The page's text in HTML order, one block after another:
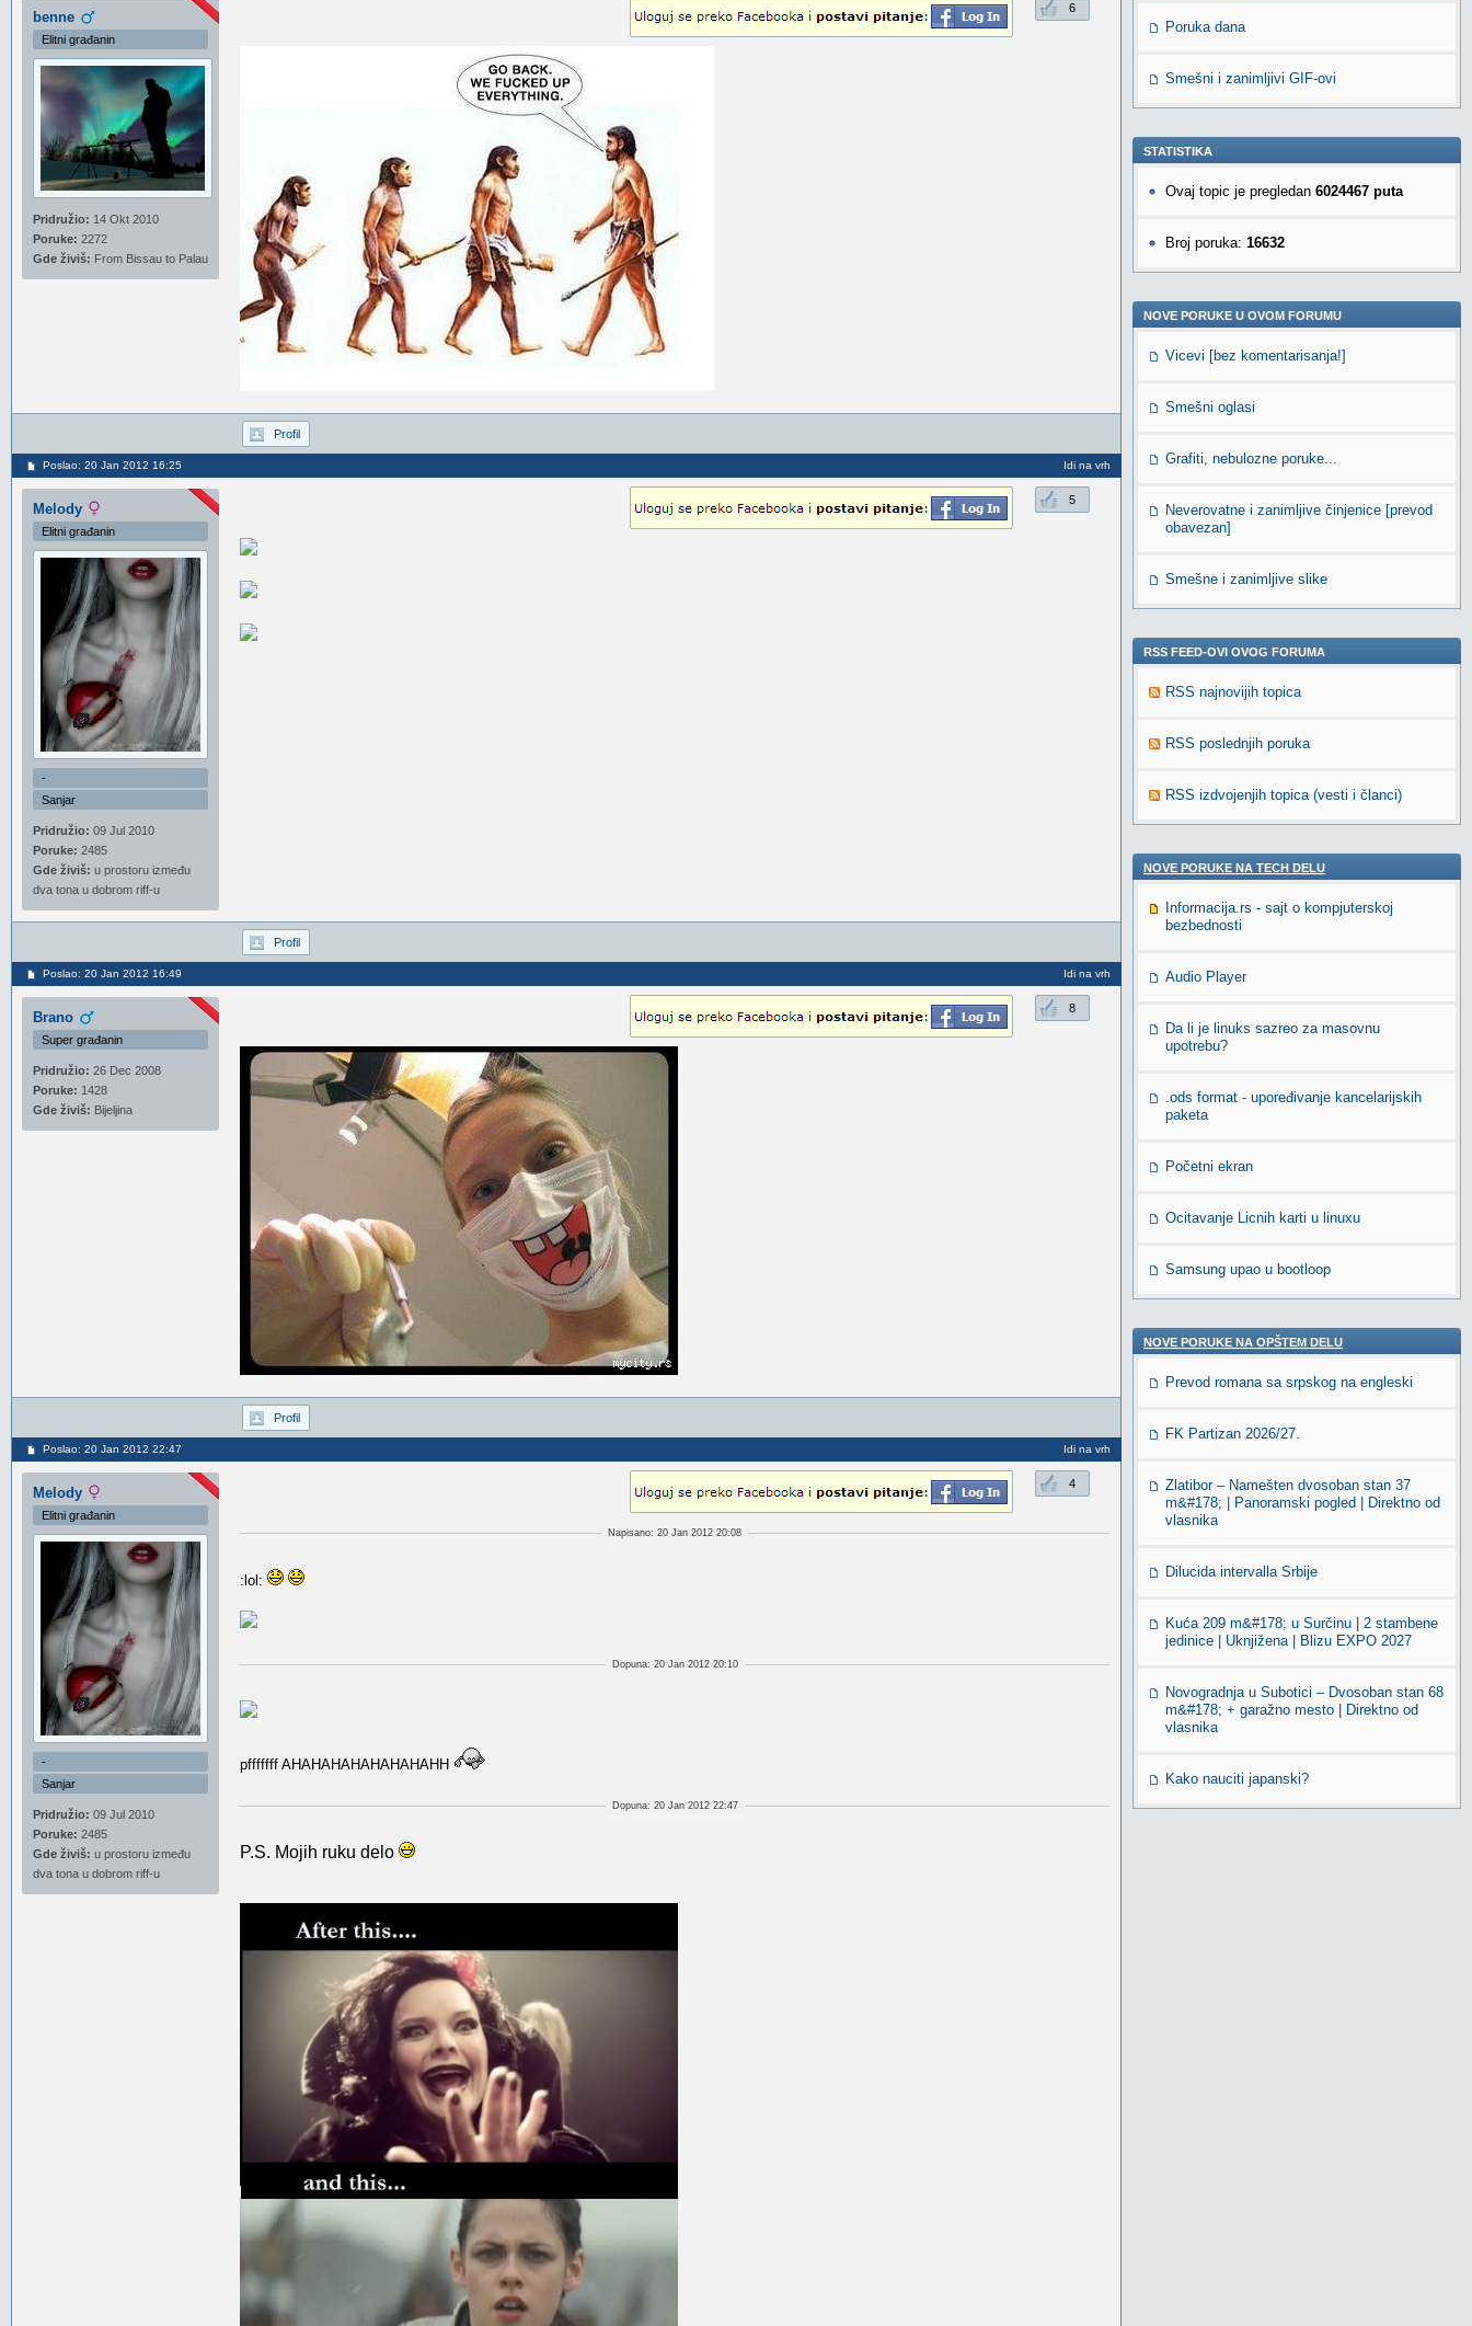
benne
Elitni građanin
Pridružio: 14 Okt 2010
Poruke: 2272
Gde živiš: From Bissau to Palau
6
Profil
Poslao: 20 Jan 2012 16:25 Idi na vrh
Melody
Elitni građanin
-
Sanjar
Pridružio: 09 Jul 2010
Poruke: 2485
Gde živiš: u prostoru između
dva tona u dobrom riff-u
5
Profil
Poslao: 20 Jan 2012 16:49 Idi na vrh
Brano
Super građanin
Pridružio: 26 Dec 2008
Poruke: 1428
Gde živiš: Bijeljina
8
Profil
Poslao: 20 Jan 2012 22:47 Idi na vrh
Melody
Elitni građanin
-
Sanjar
Pridružio: 09 Jul 2010
Poruke: 2485
Gde živiš: u prostoru između
dva tona u dobrom riff-u
4
Napisano: 20 Jan 2012 20:08
:lol:
Dopuna: 20 Jan 2012 20:10
pfffffff AHAHAHAHAHAHAHAHH
Dopuna: 20 Jan 2012 22:47
P.S. Mojih ruku delo
Poruka dana
Smešni i zanimljivi GIF-ovi
STATISTIKA
Ovaj topic je pregledan 6024467 puta
Broj poruka: 16632
NOVE PORUKE U OVOM FORUMU
Vicevi [bez komentarisanja!]
Smešni oglasi
Grafiti, nebulozne poruke...
Neverovatne i zanimljive činjenice [prevod
obavezan]
Smešne i zanimljive slike
RSS FEED-OVI OVOG FORUMA
RSS najnovijih topica
RSS poslednjih poruka
RSS izdvojenjih topica (vesti i članci)
NOVE PORUKE NA TECH DELU
Informacija.rs - sajt o kompjuterskoj
bezbednosti
Audio Player
Da li je linuks sazreo za masovnu
upotrebu?
.ods format - upoređivanje kancelarijskih
paketa
Početni ekran
Ocitavanje Licnih karti u linuxu
Samsung upao u bootloop
NOVE PORUKE NA OPŠTEM DELU
Prevod romana sa srpskog na engleski
FK Partizan 2026/27.
Zlatibor – Namešten dvosoban stan 37
m&#178; | Panoramski pogled | Direktno od
vlasnika
Dilucida intervalla Srbije
Kuća 209 m&#178; u Surčinu | 2 stambene
jedinice | Uknjižena | Blizu EXPO 2027
Novogradnja u Subotici – Dvosoban stan 68
m&#178; + garažno mesto | Direktno od
vlasnika
Kako nauciti japanski?